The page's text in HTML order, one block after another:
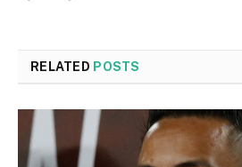
RELATED POSTS